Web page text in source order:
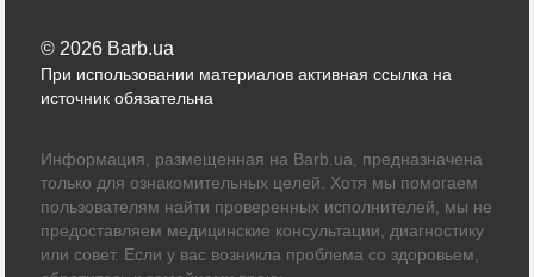
© 2026 Barb.ua
При использовании материалов активная ссылка на
источник обязательна
Информация, размещенная на Barb.ua, предназначена
только для ознакомительных целей. Хотя мы помогаем
пользователям найти проверенных исполнителей, мы не
предоставляем медицинские консультации, диагностику
или совет. Если у вас возникла проблема со здоровьем,